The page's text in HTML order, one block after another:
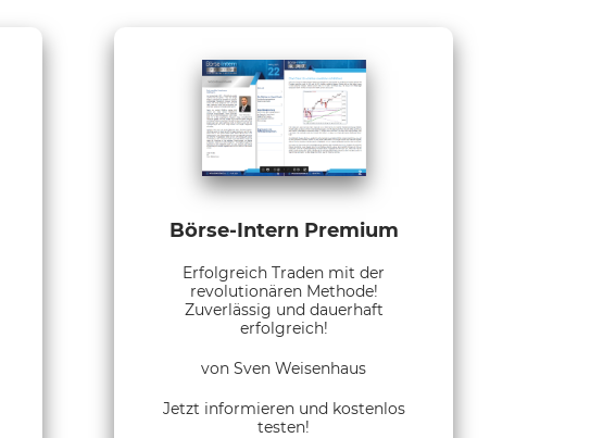
Börse-Intern Premium
Erfolgreich Traden mit der
revolutionären Methode!
Zuverlässig und dauerhaft
erfolgreich!
von Sven Weisenhaus
Jetzt informieren und kostenlos
testen!